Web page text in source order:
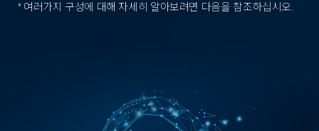
* 여러가지 구성에 대해 자세히 알아보려면 다음을 참조하십시오.